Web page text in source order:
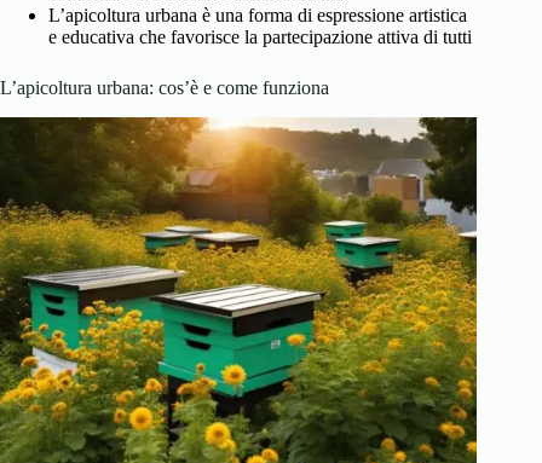
L’apicoltura urbana è una forma di espressione artistica
e educativa che favorisce la partecipazione attiva di tutti
L’apicoltura urbana: cos’è e come funziona